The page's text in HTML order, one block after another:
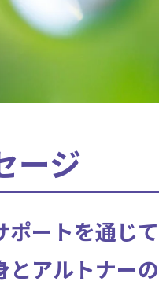
ージ
ポートを通じて
アルトナー